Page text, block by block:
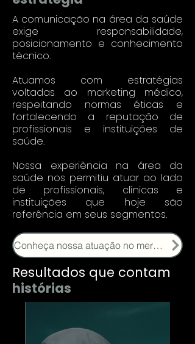
A comunicação na área da saúde
exige responsabilidade,
posicionamento e conhecimento
técnico.
Atuamos com estratégias
voltadas ao marketing médico,
respeitando normas éticas e
fortalecendo a reputação de
profissionais e instituições de
saúde.
Nossa experiência na área da
saúde nos permitiu atuar ao lado
de profissionais, clínicas e
instituições que hoje são
referência em seus segmentos.
Conheça nossa atuação no mercado
Resultados que contam
histórias